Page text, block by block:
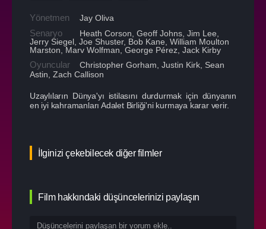
Yönetmen Jay Oliva
Senaryo
Heath Corson, Geoff Johns, Jim Lee,
Jerry Siegel, Joe Shuster, Bob Kane, William Moulton
Marston, Marv Wolfman, George Pérez, Jack Kirby
Oyuncular Christopher Gorham Justin Kirk Sean
Astin Zach Callison
Uzaylıların Dünya'yı istilasını durdurmak için dünyanın
en iyi kahramanları Adalet Birliği'ni kurmaya karar verir.
İlginizi çekebilecek diğer filmler
Film hakkındaki düşüncelerinizi paylaşın